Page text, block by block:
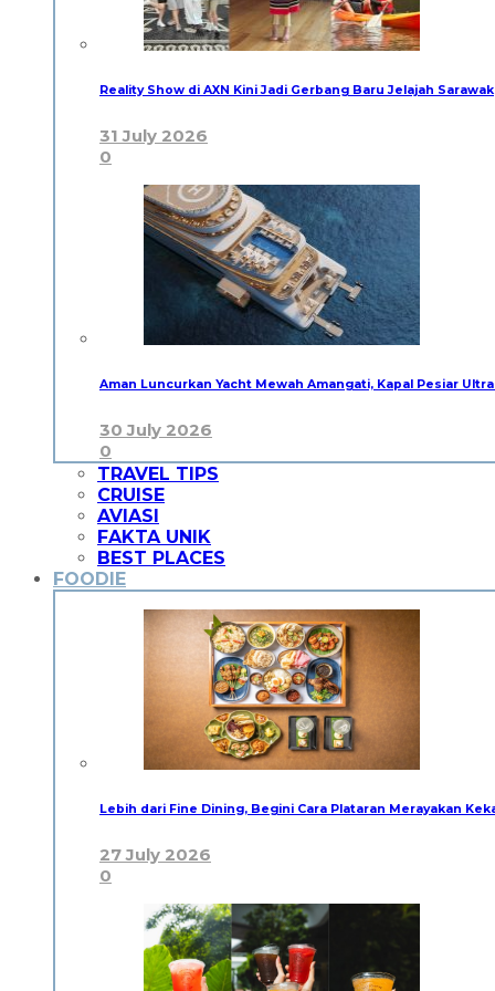
Reality Show di AXN Kini Jadi Gerbang Baru Jelajah Sarawak
31 July 2026
0
Aman Luncurkan Yacht Mewah Amangati, Kapal Pesiar
30 July 2026
0
TRAVEL TIPS
CRUISE
AVIASI
FAKTA UNIK
BEST PLACES
FOODIE
Lebih dari Fine Dining, Begini Cara Plataran Merayakan
27 July 2026
0